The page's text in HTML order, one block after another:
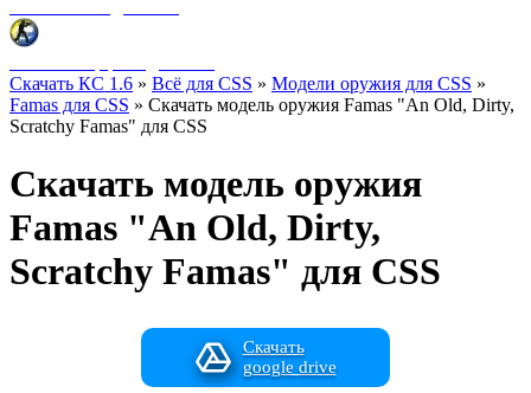
Скачать КС 1.6 » Всё для CSS » Модели оружия для CSS »
Famas для CSS » Скачать модель оружия Famas "An Old, Dirty,
Scratchy Famas" для CSS
Скачать модель оружия
Famas "An Old, Dirty,
Scratchy Famas" для CSS
Скачать
google drive